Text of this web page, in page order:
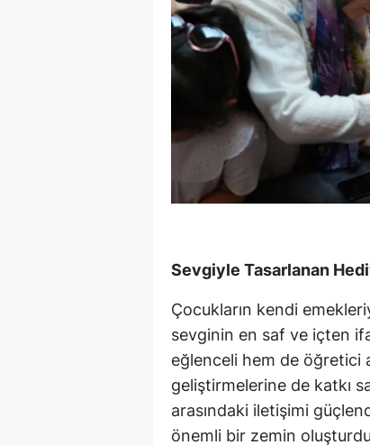
Sevgiyle Tasarlanan
Çocukların kendi
sevginin en saf ve içten
eğlenceli hem de öğretici
geliştirmelerine de katkı
arasındaki iletişimi
önemli bir zemin